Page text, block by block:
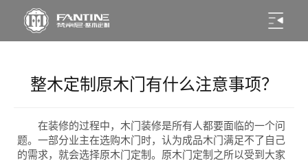
整木定制原木门有什么注意事项？
在装修的过程中，木门装修是所有人都要面临的一个问
题。一部分业主在选购木门时，认为成品木门满足不了自己
的需求，就会选择原木门定制。原木门定制之所以受到大家